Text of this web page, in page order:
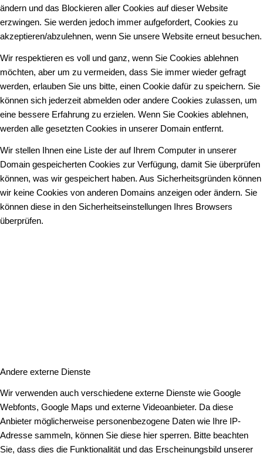
ändern und das Blockieren aller Cookies auf dieser Website
erzwingen. Sie werden jedoch immer aufgefordert, Cookies zu
akzeptieren/abzulehnen, wenn Sie unsere Website erneut besuchen.
Wir respektieren es voll und ganz, wenn Sie Cookies ablehnen
möchten, aber um zu vermeiden, dass Sie immer wieder gefragt
werden, erlauben Sie uns bitte, einen Cookie dafür zu speichern. Sie
können sich jederzeit abmelden oder andere Cookies zulassen, um
eine bessere Erfahrung zu erzielen. Wenn Sie Cookies ablehnen,
werden alle gesetzten Cookies in unserer Domain entfernt.
Wir stellen Ihnen eine Liste der auf Ihrem Computer in unserer
Domain gespeicherten Cookies zur Verfügung, damit Sie überprüfen
können, was wir gespeichert haben. Aus Sicherheitsgründen können
wir keine Cookies von anderen Domains anzeigen oder ändern. Sie
können diese in den Sicherheitseinstellungen Ihres Browsers
überprüfen.
Andere externe Dienste
Wir verwenden auch verschiedene externe Dienste wie Google
Webfonts, Google Maps und externe Videoanbieter. Da diese
Anbieter möglicherweise personenbezogene Daten wie Ihre IP-
Adresse sammeln, können Sie diese hier sperren. Bitte beachten
Sie, dass dies die Funktionalität und das Erscheinungsbild unserer